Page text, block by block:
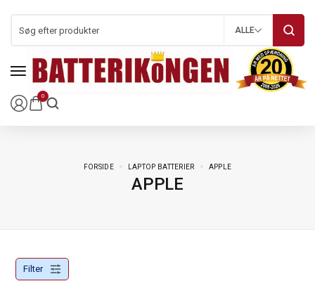
0
ALLE
FORSIDE LAPTOP BATTERIER APPLE
APPLE
Filter